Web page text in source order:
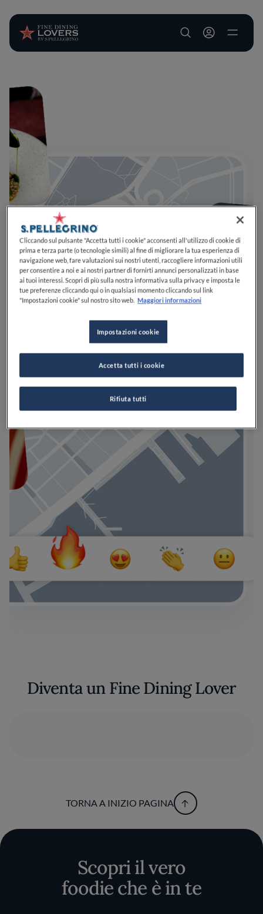
User account
Diventa un Fine Dining Lover
TORNA A INIZIO PAGINA
Scopri il vero
foodie che è in te
Cliccando sul pulsante "Accetta tutti i cookie" acconsenti all'utilizzo di cookie di
prima e terza parte (o tecnologie simili) al fine di migliorare la tua esperienza di
navigazione web, fare valutazioni sui nostri utenti, raccogliere informazioni utili
per consentire a noi e ai nostri partner di fornirti annunci personalizzati in base
ai tuoi interessi. Scopri di più sulla nostra informativa sulla privacy e imposta le
tue preferenze cliccando qui o in qualsiasi momento cliccando sul link
"Impostazioni cookie" sul nostro sito web. Maggiori informazioni
Impostazioni cookie
Rifiuta tutti
Accetta tutti i cookie